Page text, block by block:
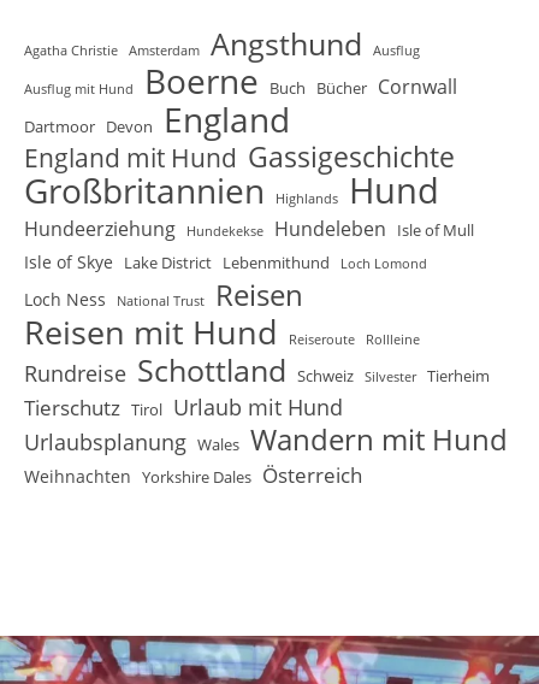
Agatha Christie Amsterdam Angsthund Ausflug
Ausflug mit Hund Boerne Buch Bücher Cornwall
Dartmoor Devon England
England mit Hund Gassigeschichte
Großbritannien Highlands Hund
Hundeerziehung Hundekekse Hundeleben Isle of Mull
Isle of Skye Lake District Lebenmithund Loch Lomond
Loch Ness National Trust Reisen
Reisen mit Hund Reiseroute Rollleine
Rundreise Schottland Schweiz Silvester Tierheim
Tierschutz Tirol Urlaub mit Hund
Urlaubsplanung Wales Wandern mit Hund
Weihnachten Yorkshire Dales Österreich